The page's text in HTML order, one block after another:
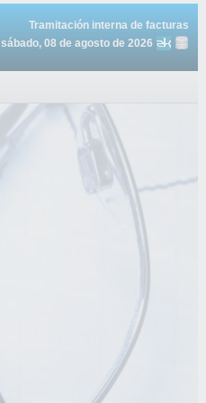
Tramitación interna de facturas
sábado, 08 de agosto de 2026